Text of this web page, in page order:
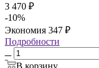
3 470 ₽
-10%
Экономия 347 ₽
Подробности
В корзину